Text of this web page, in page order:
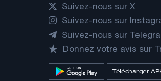
Suivez-nous sur X
Suivez-nous sur
Suivez-nous sur
Donnez votre avis sur
Télécharger